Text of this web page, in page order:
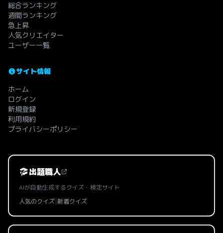
総合ランキング
週間ランキング
急上昇
人気クリエイター
ユーザー一覧
サイト情報
ホーム
ログイン
新規登録
利用規約
プライバシーポリシー
出題職人
AIが自動生成するクイズ・検定サイト
人気のクイズ|新着クイズ